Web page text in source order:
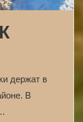
держат в
В